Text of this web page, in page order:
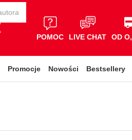
POMOC LIVE CHAT OD
Promocje Nowości Bestsellery